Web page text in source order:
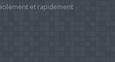
et rapidement